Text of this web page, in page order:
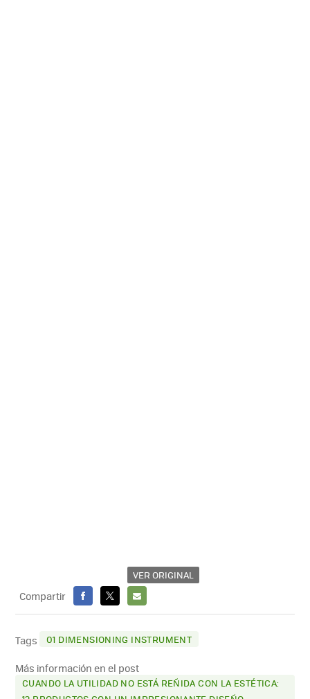
VER ORIGINAL
Compartir
FACEBOOK
X
E-
MAIL
Tags 01 DIMENSIONING INSTRUMENT
Más información en el post
CUANDO LA UTILIDAD NO ESTÁ REÑIDA CON LA ESTÉTICA: